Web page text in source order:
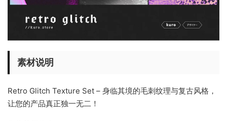
素材说明
Retro Glitch Texture Set – 身临其境的毛刺纹理与复古风格，
让您的产品真正独一无二！